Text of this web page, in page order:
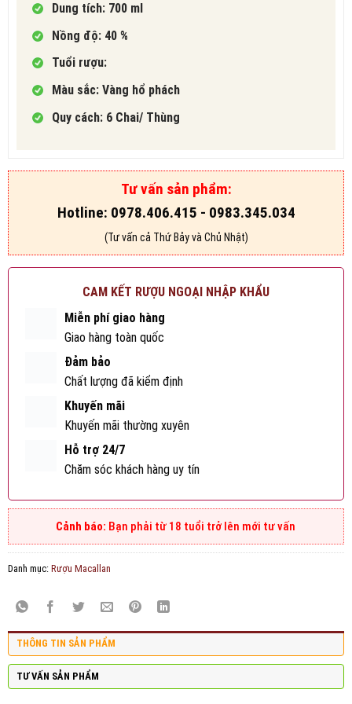
Dung tích: 700 ml
Nồng độ: 40 %
Tuổi rượu:
Màu sắc: Vàng hổ phách
Quy cách: 6 Chai/ Thùng
Tư vấn sản phẩm:
Hotline: 0978.406.415 - 0983.345.034
(Tư vấn cả Thứ Bảy và Chủ Nhật)
CAM KẾT RƯỢU NGOẠI NHẬP KHẨU
Miễn phí giao hàng
Giao hàng toàn quốc
Đảm bảo
Chất lượng đã kiểm định
Khuyến mãi
Khuyến mãi thường xuyên
Hỗ trợ 24/7
Chăm sóc khách hàng uy tín
Bạn phải từ 18 tuổi trở lên mới tư vấn
Danh mục: Rượu Macallan
THÔNG TIN SẢN PHẨM
TƯ VẤN SẢN PHẨM